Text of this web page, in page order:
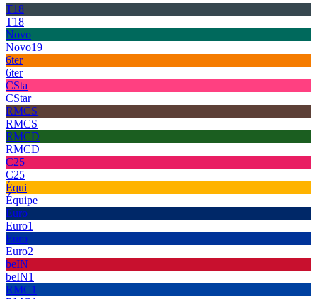
T18
T18
Novo
Novo19
6ter
6ter
CSta
CStar
RMCS
RMCS
RMCD
RMCD
C25
C25
Équi
Équipe
Euro
Euro1
Euro
Euro2
beIN
beIN1
RMC1